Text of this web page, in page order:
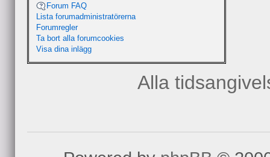
Re: Medborgarförslag
avjonas
Här är
Forum FAQ
Lista forumadministratörerna
Forumregler
Ta bort alla forumcookies
Visa dina inlägg
Alla